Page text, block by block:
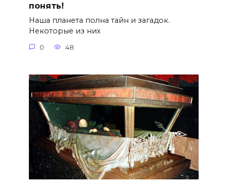
понять!
Наша планета полна тайн и загадок.
Некоторые из них
0 48